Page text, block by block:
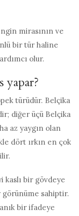
mirasının ve
bir tür haline
olur.
yapar?
türüdür. Belçika
diğer üçü Belçika
az yaygın olan
dört ırkın en çok
kaslı bir gövdeye
görünüme sahiptir.
bir ifadeye